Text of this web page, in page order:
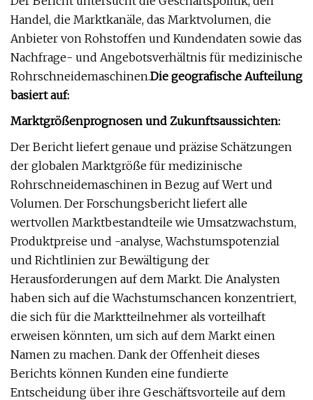
Handel, die Marktkanäle, das Marktvolumen, die
Anbieter von Rohstoffen und Kundendaten sowie das
Nachfrage- und Angebotsverhältnis für medizinische
Rohrschneidemaschinen.Die geografische Aufteilung
basiert auf:
Marktgrößenprognosen und Zukunftsaussichten:
Der Bericht liefert genaue und präzise Schätzungen
der globalen Marktgröße für medizinische
Rohrschneidemaschinen in Bezug auf Wert und
Volumen. Der Forschungsbericht liefert alle
wertvollen Marktbestandteile wie Umsatzwachstum,
Produktpreise und -analyse, Wachstumspotenzial
und Richtlinien zur Bewältigung der
Herausforderungen auf dem Markt. Die Analysten
haben sich auf die Wachstumschancen konzentriert,
die sich für die Marktteilnehmer als vorteilhaft
erweisen könnten, um sich auf dem Markt einen
Namen zu machen. Dank der Offenheit dieses
Berichts können Kunden eine fundierte
Entscheidung über ihre Geschäftsvorteile auf dem